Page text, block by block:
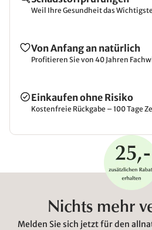
Weil Ihre Gesundheit das
Von Anfang an natürlich
Profitieren Sie von 40 Jahren
Einkaufen ohne Risiko
Kostenfreie Rückgabe – 100 Tage
Nichts mehr
Melden Sie sich jetzt für den